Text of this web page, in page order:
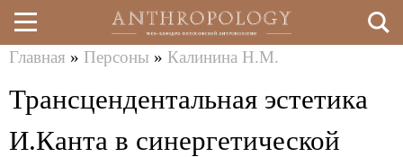
Перейти
к
здесь
Главная » Персоны » Калинина Н.М.
Трансцендентальная эстетика
И.Канта в синергетической